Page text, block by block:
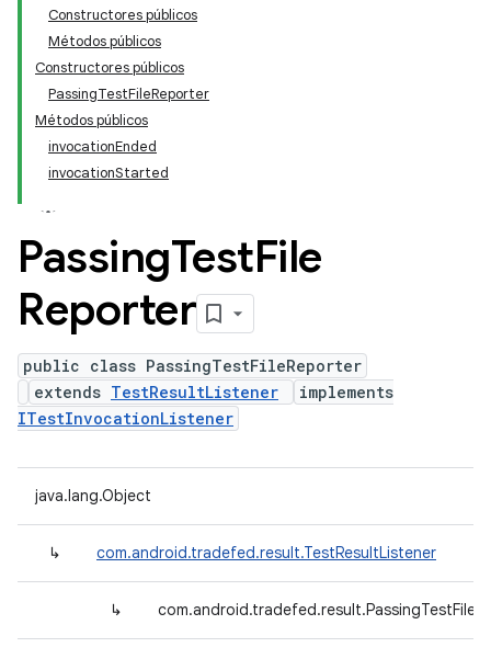
Constructores públicos
Métodos públicos
Constructores públicos
PassingTestFileReporter
Métodos públicos
invocationEnded
invocationStarted
PassingTestFile
Reporter
public class PassingTestFileReporter
extends TestResultListener
implements
ITestInvocationListener
java.lang.Object
↳ com.android.tradefed.result.TestResultListener
↳